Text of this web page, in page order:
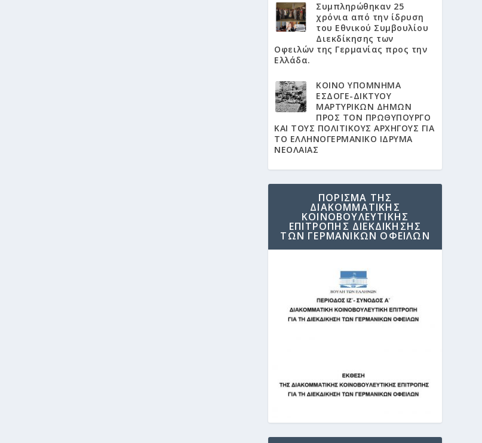
Συμπληρώθηκαν 25
χρόνια από την ίδρυση
του Εθνικού Συμβουλίου
Διεκδίκησης των
Οφειλών της Γερμανίας προς την
Ελλάδα.
KΟΙΝΟ ΥΠΟΜΝΗΜΑ
ΕΣΔΟΓΕ-ΔΙΚΤΥΟΥ
ΜΑΡΤΥΡΙΚΩΝ ΔΗΜΩΝ
ΠΡΟΣ ΤΟΝ ΠΡΩΘΥΠΟΥΡΓΟ
ΚΑΙ ΤΟΥΣ ΠΟΛΙΤΙΚΟΥΣ ΑΡΧΗΓΟΥΣ ΓΙΑ
ΤΟ ΕΛΛΗΝΟΓΕΡΜΑΝΙΚΟ ΙΔΡΥΜΑ
ΝΕΟΛΑΙΑΣ
ΠΟΡΙΣΜΑ ΤΗΣ
ΔΙΑΚΟΜΜΑΤΙΚΗΣ
ΚΟΙΝΟΒΟΥΛΕΥΤΙΚΗΣ
ΕΠΙΤΡΟΠΗΣ ΔΙΕΚΔΙΚΗΣΗΣ
ΤΩΝ ΓΕΡΜΑΝΙΚΩΝ ΟΦΕΙΛΩΝ